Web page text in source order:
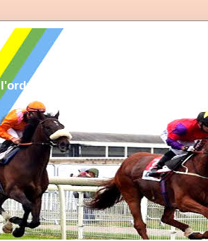
et le désordre Voici la liste des